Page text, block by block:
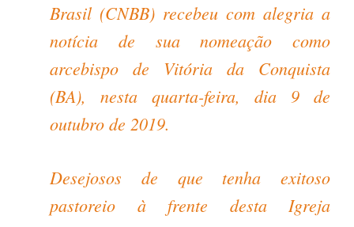
Brasil (CNBB) recebeu com alegria a
notícia de sua nomeação como
arcebispo de Vitória da Conquista
(BA), nesta quarta-feira, dia 9 de
outubro de 2019.
Desejosos de que tenha exitoso
pastoreio à frente desta Igreja